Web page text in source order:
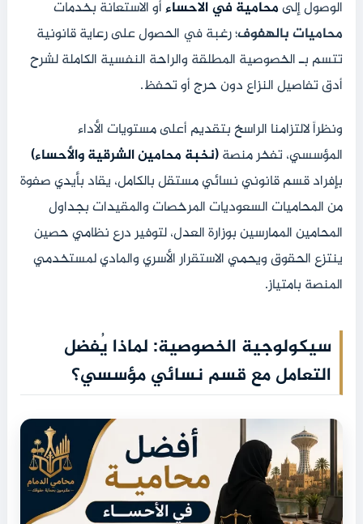
الوصول إلىمحامية في الاحساءأو الاستعانة بخدمات
محاميات بالهفوف؛ رغبة في الحصول على رعاية قانونية
تتسم بـ الخصوصية المطلقة والراحة النفسية الكاملة لشرح
أدق تفاصيل النزاع دون حرج أو تحفظ.
ونظراً لالتزامنا الراسخ بتقديم أعلى مستويات الأداء
المؤسسي، تفخر منصة(نخبة محامين الشرقية والأحساء)
بإفراد قسم قانوني نسائي مستقل بالكامل، يقاد بأيدي صفوة
من المحاميات السعوديات المرخصات والمقيدات بجداول
المحامين الممارسين بوزارة العدل، لتوفير درع نظامي حصين
ينتزع الحقوق ويحمي الاستقرار الأسري والمادي لمستخدمي
المنصة بامتياز.
سيكولوجية الخصوصية: لماذا يُفضل
التعامل مع قسم نسائي مؤسسي؟